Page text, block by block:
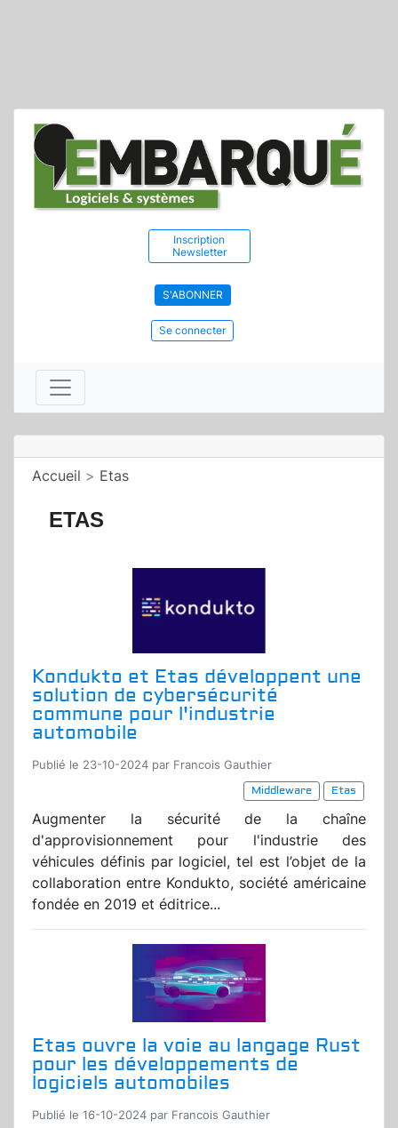
Inscription
Newsletter
S'ABONNER
Se connecter
Accueil > Etas
ETAS
Kondukto et Etas développent une
solution de cybersécurité
commune pour l'industrie
automobile
Publié le 23-10-2024 par Francois Gauthier
Middleware
Etas
Augmenter la sécurité de la chaîne
d'approvisionnement pour l'industrie des
véhicules définis par logiciel, tel est l’objet de la
collaboration entre Kondukto, société américaine
fondée en 2019 et éditrice...
Etas ouvre la voie au langage Rust
pour les développements de
logiciels automobiles
Publié le 16-10-2024 par Francois Gauthier